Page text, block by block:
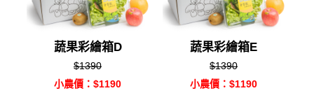
蔬果彩繪箱D
$1390
小農價：$1190
蔬果彩繪箱E
$1390
小農價：$1190